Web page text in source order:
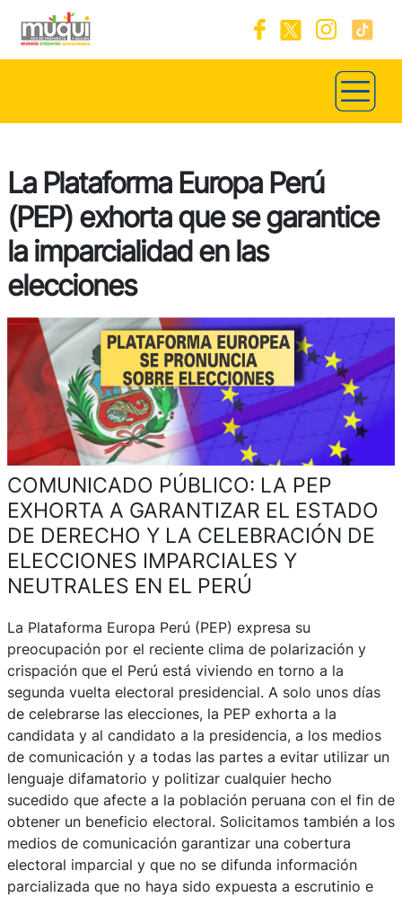
La Plataforma Europa Perú
(PEP) exhorta que se garantice
la imparcialidad en las
elecciones
COMUNICADO PÚBLICO: LA PEP
EXHORTA A GARANTIZAR EL ESTADO
DE DERECHO Y LA CELEBRACIÓN DE
ELECCIONES IMPARCIALES Y
NEUTRALES EN EL PERÚ
La Plataforma Europa Perú (PEP) expresa su
preocupación por el reciente clima de polarización y
crispación que el Perú está viviendo en torno a la
segunda vuelta electoral presidencial. A solo unos días
de celebrarse las elecciones, la PEP exhorta a la
candidata y al candidato a la presidencia, a los medios
de comunicación y a todas las partes a evitar utilizar un
lenguaje difamatorio y politizar cualquier hecho
sucedido que afecte a la población peruana con el fin de
obtener un beneficio electoral. Solicitamos también a los
medios de comunicación garantizar una cobertura
electoral imparcial y que no se difunda información
parcializada que no haya sido expuesta a escrutinio e